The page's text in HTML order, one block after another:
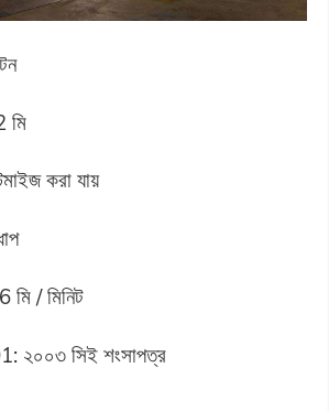
মি
করা যায়
/ মিনিট
২০০৩ সিই শংসাপত্র